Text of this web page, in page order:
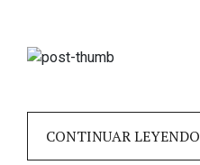
CONTINUAR LEYENDO